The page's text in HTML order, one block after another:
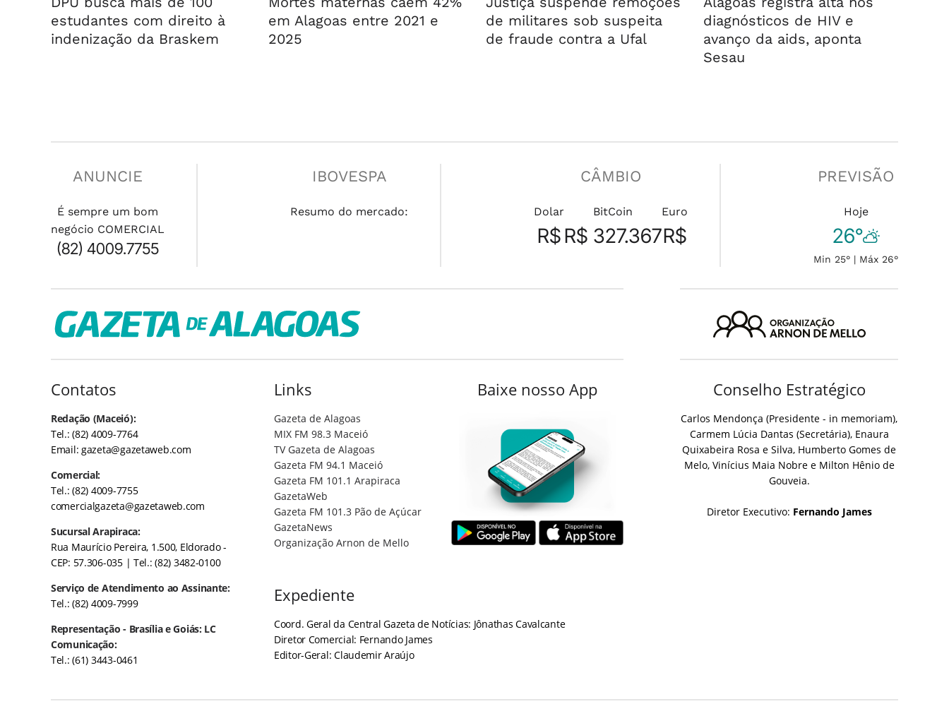
estudantes com direito à
indenização da Braskem
em Alagoas entre 2021 e
2025
de militares sob suspeita
de fraude contra a Ufal
diagnósticos de HIV e
avanço da aids, aponta
Sesau
ANUNCIE
É sempre um bom
negócio COMERCIAL
(82) 4009.7755
IBOVESPA
Resumo do mercado:
CÂMBIO
Dolar
R$
BitCoin
R$ 327.367
Euro
R$
PREVISÃO
Hoje
26°
Min 25° | Máx 26°
Contatos
Redação (Maceió):
Tel.: (82) 4009-7764
Email:gazeta@gazetaweb.com
Comercial:
Tel.: (82) 4009-7755
comercialgazeta@gazetaweb.com
Sucursal Arapiraca:
Rua Maurício Pereira, 1.500, Eldorado -
CEP: 57.306-035 | Tel.: (82) 3482-0100
Serviço de Atendimento ao Assinante:
Tel.: (82) 4009-7999
Representação - Brasília e Goiás: LC
Comunicação:
Tel.: (61) 3443-0461
Links
Gazeta de Alagoas
MIX FM 98.3 Maceió
TV Gazeta de Alagoas
Gazeta FM 94.1 Maceió
Gazeta FM 101.1 Arapiraca
GazetaWeb
Gazeta FM 101.3 Pão de Açúcar
GazetaNews
Organização Arnon de Mello
Expediente
Coord. Geral da Central Gazeta de Notícias: Jônathas Cavalcante
Diretor Comercial: Fernando James
Editor-Geral: Claudemir Araújo
Baixe nosso App Conselho Estratégico
Carlos Mendonça (Presidente - in memoriam),
Carmem Lúcia Dantas (Secretária), Enaura
Quixabeira Rosa e Silva, Humberto Gomes de
Melo, Vinícius Maia Nobre e Milton Hênio de
Gouveia.
Diretor Executivo: Fernando James